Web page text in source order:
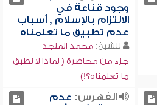
وجود قناعة في
الالتزام بالإسلام , أسباب
عدم تطبيق ما تعلمناه
للشيخ: محمد المنجد
جزء من محاضرة ( لماذا لا نطبق
ما تعلمناه؟!)
الفهرس: عدم